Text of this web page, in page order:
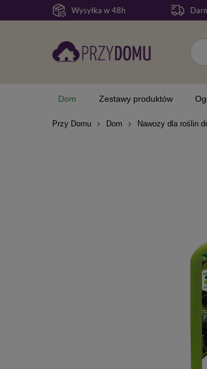
Wysyłka w 48h
Dom Zestawy produktów
Przy Domu Dom Nawozy dla roślin